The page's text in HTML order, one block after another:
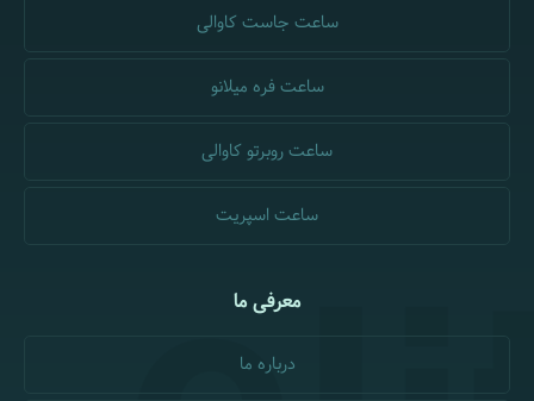
ساعت جاست کاوالی
ساعت فره میلانو
ساعت روبرتو کاوالی
ساعت اسپریت
معرفی ما
درباره ما